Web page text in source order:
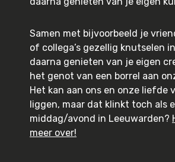
Samen met bijvoorbeeld je
of collega’s gezellig knutselen
daarna genieten van je eigen
het genot van een borrel aan
Het kan aan ons en onze liefde
liggen, maar dat klinkt toch als
middag/avond in Leeuwarden?
meer over!